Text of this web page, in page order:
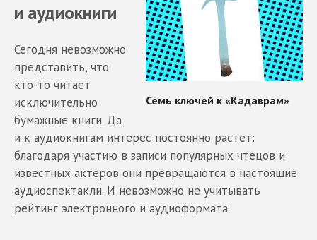
и аудиокниги
Сегодня невозможно
представить, что
кто-то читает
исключительно
бумажные книги. Да
и к аудиокнигам интерес постоянно растет:
благодаря участию в записи популярных чтецов и
известных актеров они превращаются в настоящие
аудиоспектакли. И невозможно не учитывать
рейтинг электронного и аудиоформата.